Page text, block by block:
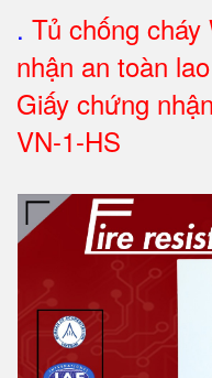
. Tủ chống
nhận an toàn
Giấy chứng
VN-1-HS